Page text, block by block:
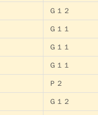
Ｇ１２
Ｇ１１
Ｇ１１
Ｇ１１
Ｐ２
Ｇ１２